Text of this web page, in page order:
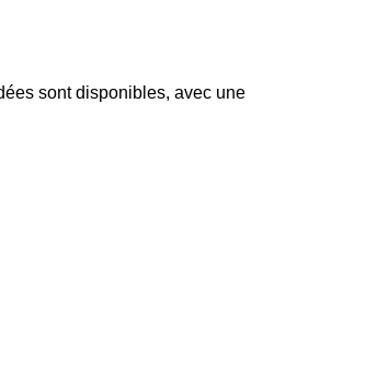
sont disponibles, avec une